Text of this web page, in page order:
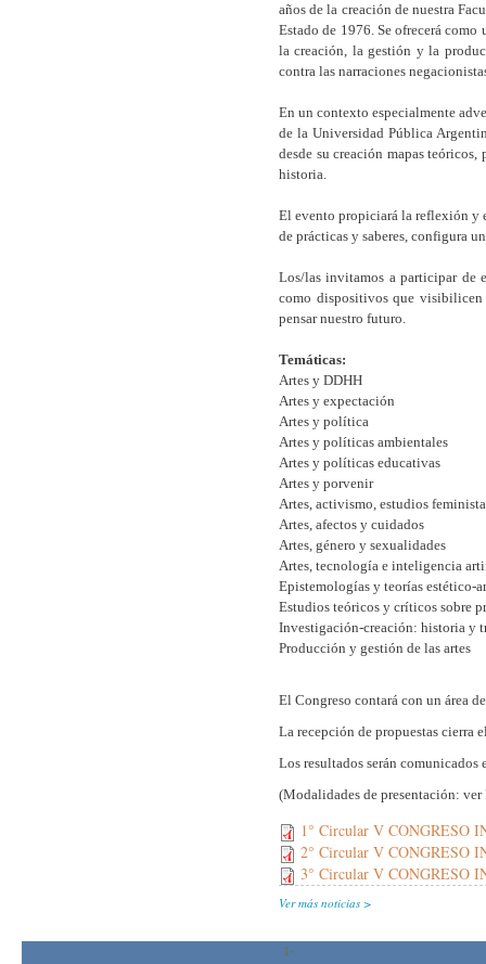
años de la creación de nuestra
Estado de 1976. Se ofrecerá
la creación, la gestión y la
contra las narraciones
En un contexto especialmente
de la Universidad Pública
desde su creación mapas
historia.
El evento propiciará la reflexión y
de prácticas y saberes, configura
Los/las invitamos a participar de
como dispositivos que visibilicen
pensar nuestro futuro.
Temáticas:
Artes y DDHH
Artes y expectación
Artes y política
Artes y políticas ambientales
Artes y políticas educativas
Artes y porvenir
Artes, activismo, estudios
Artes, afectos y cuidados
Artes, género y sexualidades
Artes, tecnología e inteligencia
Epistemologías y teorías estético-
Estudios teóricos y críticos sobre
Investigación-creación: historia y
Producción y gestión de las artes
El Congreso contará con un área
La recepción de propuestas cierra
Los resultados serán comunicados
(Modalidades de presentación: ver
1° Circular V CONGRESO
2° Circular V CONGRESO
3° Circular V CONGRESO
Ver más noticias